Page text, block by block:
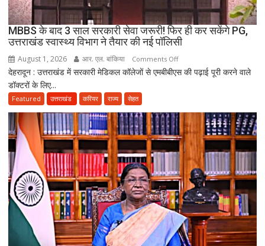
दर्दनाक
मौत,
दो
अब
भी
लापता
MBBS के बाद 3 साल सरकारी सेवा जरूरी! फिर ही कर सकेंगे PG,
उत्तराखंड स्वास्थ्य विभाग ने तैयार की नई पॉलिसी
August 1, 2026 आर. एल. बांकिया Comments Offon
MBBS
3
साल
सरकारी
सेवा
जरूरी!
फिर
ही
कर
सकेंगे
PG,
उत्तराखंड
देहरादून : उत्तराखंड में सरकारी मेडिकल कॉलेजों से एमबीबीएस की पढ़ाई पूरी करने वाले
डॉक्टरों के लिए...
Featured उत्तराखंड करियर राज्य सेहत